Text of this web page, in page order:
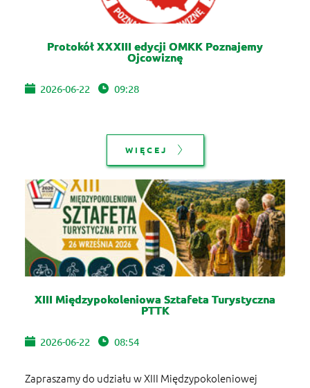
Protokół XXXIII edycji OMKK Poznajemy
Ojcowiznę
2026-06-22 09:28
WIĘCEJ
XIII Międzypokoleniowa Sztafeta Turystyczna
PTTK
2026-06-22 08:54
Zapraszamy do udziału w XIII Międzypokoleniowej